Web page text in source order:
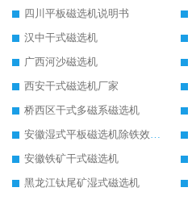
四川平板磁选机说明书
汉中干式磁选机
广西河沙磁选机
西安干式磁选机厂家
桥西区干式多磁系磁选机
安徽湿式平板磁选机除铁效果怎么样
安徽铁矿干式磁选机
黑龙江钛尾矿湿式磁选机